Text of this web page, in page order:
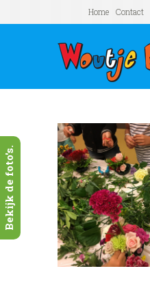
Home Contact
Bekijk de foto's.